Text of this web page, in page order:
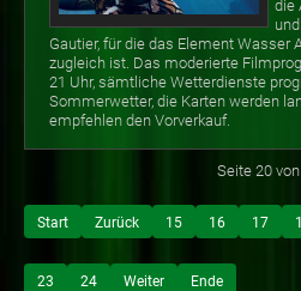
die
Gautier, für die das Element Wasser
zugleich ist. Das moderierte
21 Uhr, sämtliche Wetterdienste
Sommerwetter, die Karten werden
empfehlen den Vorverkauf.
Seite 20
Start Zurück 15 16 17
23 24 Weiter Ende